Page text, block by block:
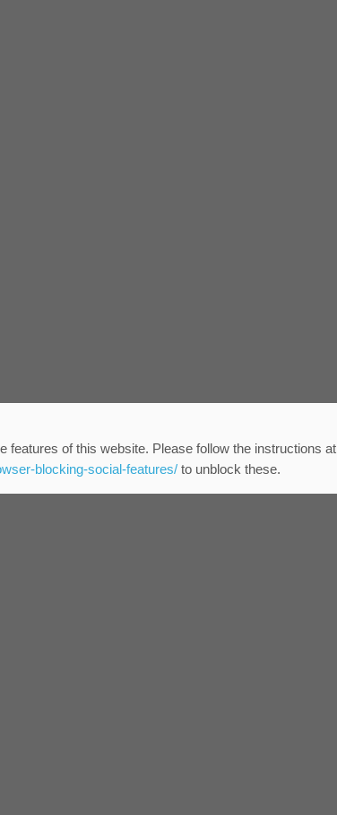
features of this website. Please follow the instructions at
blocking-social-features/to unblock these.